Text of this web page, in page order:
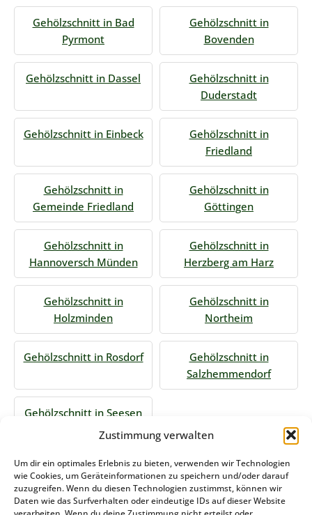
Zustimmung verwalten
Um dir ein optimales Erlebnis zu bieten, verwenden wir Technologien
wie Cookies, um Geräteinformationen zu speichern und/oder darauf
zuzugreifen. Wenn du diesen Technologien zustimmst, können wir
Daten wie das Surfverhalten oder eindeutige IDs auf dieser Website
Gehölzschnitt in Bad
Pyrmont
Gehölzschnitt in
Bovenden
Gehölzschnitt in Dassel
Gehölzschnitt in
Duderstadt
Gehölzschnitt in Einbeck
Gehölzschnitt in
Friedland
Gehölzschnitt in
Gemeinde Friedland
Gehölzschnitt in
Göttingen
Gehölzschnitt in
Hannoversch Münden
Gehölzschnitt in
Herzberg am Harz
Gehölzschnitt in
Holzminden
Gehölzschnitt in
Northeim
Gehölzschnitt in Rosdorf
Gehölzschnitt in
Salzhemmendorf
Gehölzschnitt in Seesen
Jetzt Anfrage stellen
Zum Formular